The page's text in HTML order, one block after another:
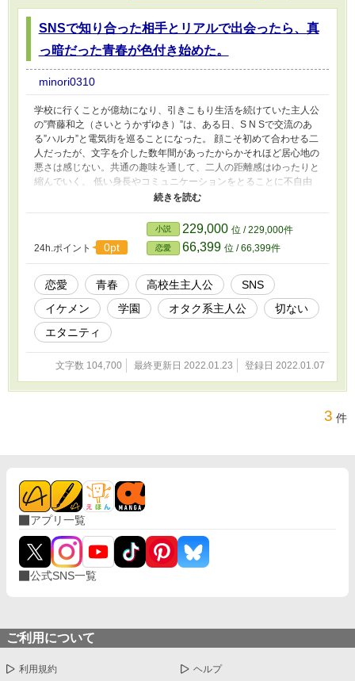
SNSで知り合った相手とリアルで出会ったら、真
っ暗だった青春が色付き始めた。
minori0310
学校に行くことが億劫になり、引きこもり生活を続けていた主人公
の”齊藤和之（さいとうかずゆき）”は、ある日、S N Sで交流のあ
る”ハルカ”と電気街を巡ることになった。 顔こそ初めて合わせる二
人だったが、文字を介した数年間があったからかそれほど居心地の
悪さは感じない。共通の趣味を通して、二人の距離感はゆったりと
縮んでいく。 低い身長やコミュニケーションをとることに不自由
を抱えた和之は、ハルカに支えられながら細やかな青春を過ごして
24h.ポイント 0pt
小説 229,000 位 / 229,000件
恋愛 66,399 位 / 66,399件
恋愛 青春 高校生主人公
SNS
イケメン
学園 オタク系主人公
切ない
エタニティ
文字数 104,700 最終更新日 2022.01.23 登録日 2022.01.07
3 件
アプリ一覧
公式SNS一覧
ご利用について
利用規約 ヘルプ